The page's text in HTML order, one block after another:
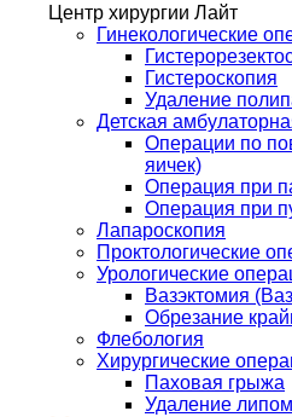
Центр хирургии Лайт
Гинекологические
Гистероскопия
Удаление
Детская
Операции по
яичек)
Операция при
Операция при
Лапароскопия
Проктологические
Урологические
Вазэктомия
Обрезание
Флебология
Хирургические
Паховая грыжа
Удаление